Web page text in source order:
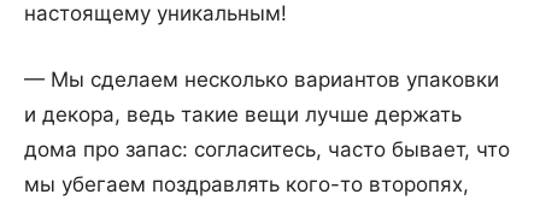
настоящему уникальным!
— Мы сделаем несколько вариантов упаковки
и декора, ведь такие вещи лучше держать
дома про запас: согласитесь, часто бывает, что
мы убегаем поздравлять кого-то второпях,